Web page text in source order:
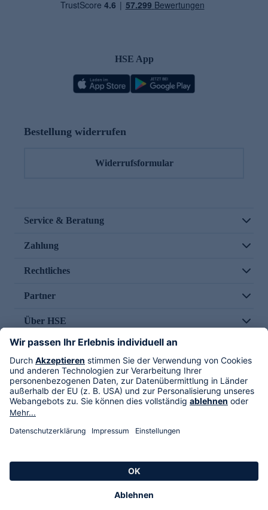
HSE App
Bestellung widerrufen
Widerrufsformular
Service & Beratung
Zahlung
Rechtliches
Partner
Über HSE
Im TV
HSE International